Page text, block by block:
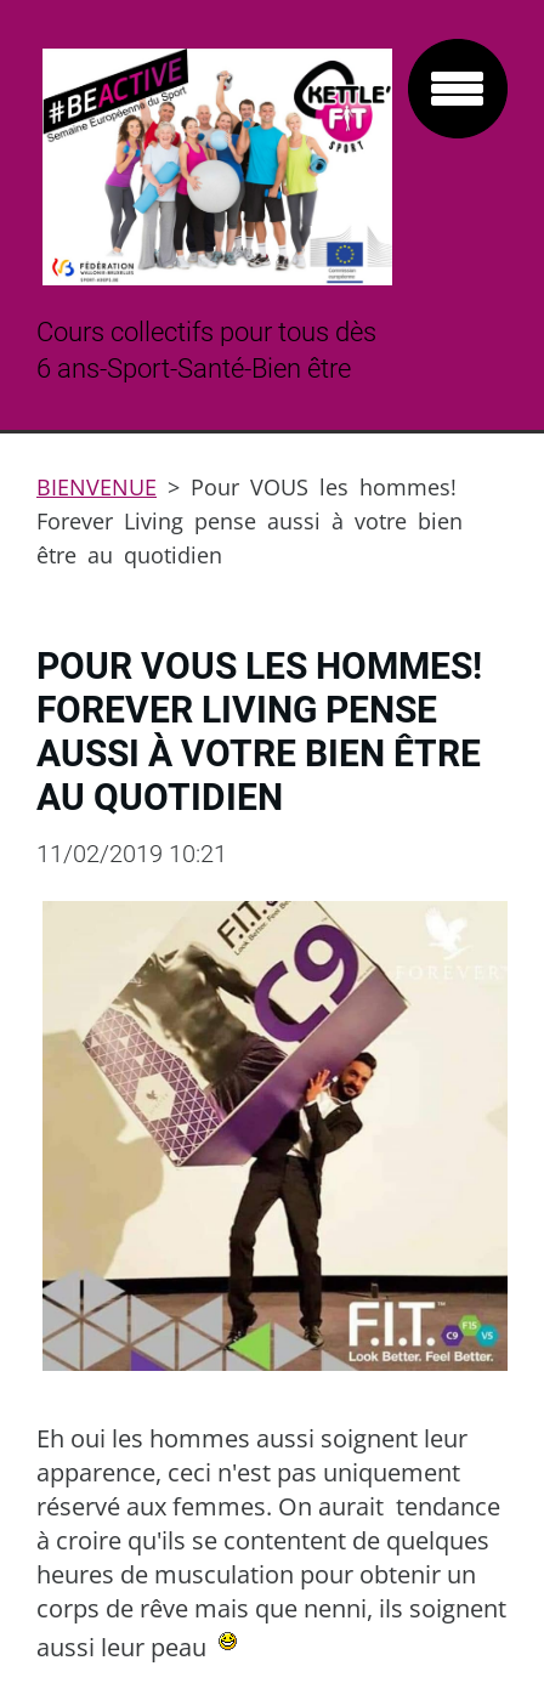
Cours collectifs pour tous dès
6 ans-Sport-Santé-Bien être
BIENVENUE > Pour VOUS les hommes!
Forever Living pense aussi à votre bien
être au quotidien
POUR VOUS LES HOMMES!
FOREVER LIVING PENSE
AUSSI À VOTRE BIEN ÊTRE
AU QUOTIDIEN
11/02/2019 10:21
Eh oui les hommes aussi soignent leur
apparence, ceci n'est pas uniquement
réservé aux femmes. On aurait tendance
à croire qu'ils se contentent de quelques
heures de musculation pour obtenir un
corps de rêve mais que nenni, ils soignent
aussi leur peau